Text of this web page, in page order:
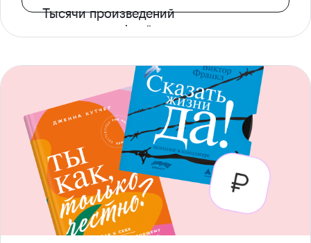
Тысячи произведений
с доступом офлайн